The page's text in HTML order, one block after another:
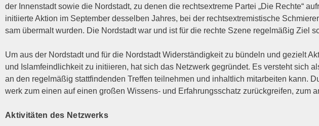
der Innen­stadt sowie die Nord­stadt, zu denen die rechts­extre­me Par­tei „Die Rech­te“
initi­ier­te Akti­on im Sep­tem­ber des­sel­ben Jah­res, bei der rechts­extre­mis­ti­sche
sam über­malt wur­den. Die Nord­stadt war und ist für die rech­te Sze­ne regel­mä­ßig Ziel
Um aus der Nord­stadt und für die Nord­stadt Wider­stän­dig­keit zu bün­deln und gezielt
und Islam­feind­lich­keit zu initi­ie­ren, hat sich das Netz­werk gegrün­det. Es ver­steht sich
an den regel­mä­ßig statt­fin­den­den Tref­fen teil­neh­men und inhalt­lich mit­ar­bei­ten kann.
werk zum einen auf einen gro­ßen Wis­sens- und Erfah­rungs­schatz zurück­grei­fen, zum
Akti­vi­tä­ten des Netzwerks